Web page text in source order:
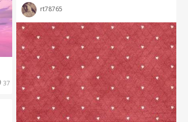
37
rt78765